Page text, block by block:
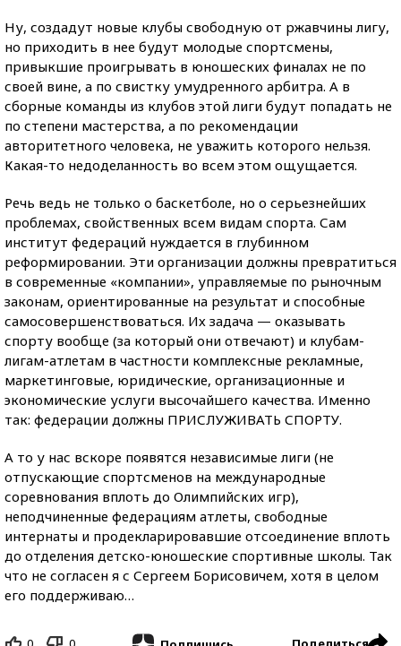
Ну, создадут новые клубы свободную от ржавчины лигу,
но приходить в нее будут молодые спортсмены,
привыкшие проигрывать в юношеских финалах не по
своей вине, а по свистку умудренного арбитра. А в
сборные команды из клубов этой лиги будут попадать не
по степени мастерства, а по рекомендации
авторитетного человека, не уважить которого нельзя.
Какая-то недоделанность во всем этом ощущается.
Речь ведь не только о баскетболе, но о серьезнейших
проблемах, свойственных всем видам спорта. Сам
институт федераций нуждается в глубинном
реформировании. Эти организации должны превратиться
в современные «компании», управляемые по рыночным
законам, ориентированные на результат и способные
самосовершенствоваться. Их задача — оказывать
спорту вообще (за который они отвечают) и клубам-
лигам-атлетам в частности комплексные рекламные,
маркетинговые, юридические, организационные и
экономические услуги высочайшего качества. Именно
так: федерации должны ПРИСЛУЖИВАТЬ СПОРТУ.
А то у нас вскоре появятся независимые лиги (не
отпускающие спортсменов на международные
соревнования вплоть до Олимпийских игр),
неподчиненные федерациям атлеты, свободные
интернаты и продекларировавшие отсоединение вплоть
до отделения детско-юношеские спортивные школы. Так
что не согласен я с Сергеем Борисовичем, хотя в целом
его поддерживаю…